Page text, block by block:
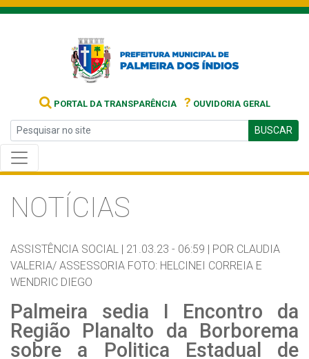
PORTAL DA TRANSPARÊNCIA ? OUVIDORIA GERAL
BUSCAR
NOTÍCIAS
ASSISTÊNCIA SOCIAL | 21.03.23 - 06:59 | POR CLAUDIA
VALERIA/ ASSESSORIA FOTO: HELCINEI CORREIA E
WENDRIC DIEGO
Palmeira sedia I Encontro da
Região Planalto da Borborema
sobre a Politica Estadual de